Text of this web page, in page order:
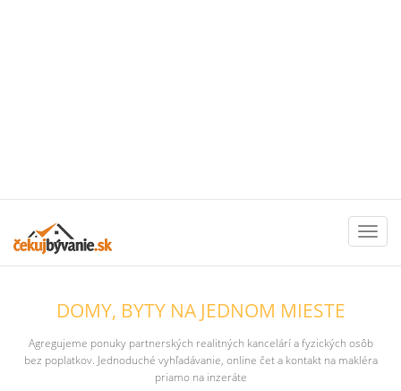
DOMY, BYTY NA JEDNOM MIESTE
Agregujeme ponuky partnerských realitných kancelárí a fyzických osôb
bez poplatkov. Jednoduché vyhľadávanie, online čet a kontakt na makléra
priamo na inzeráte